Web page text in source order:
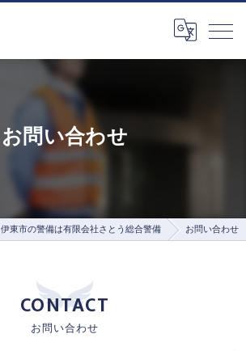
お問い合わせ
伊東市の警備は有限会社さとう総合警備 お問い合わせ
お問い合わせ
CONTACT